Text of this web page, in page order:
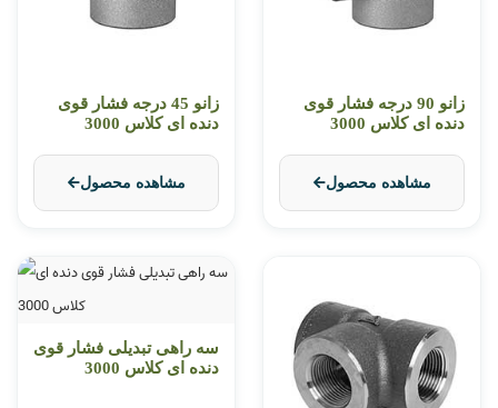
زانو 90 درجه فشار قوی
دنده ای کلاس 3000
مشاهده محصول
زانو 45 درجه فشار قوی
دنده ای کلاس 3000
مشاهده محصول
سه راهی تبدیلی فشار قوی
دنده ای کلاس 3000